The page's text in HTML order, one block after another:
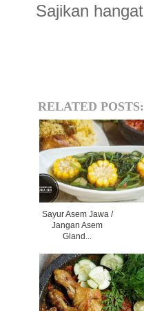
Sajikan hangat
RELATED POSTS:
Sayur Asem Jawa /
Jangan Asem
Gland...